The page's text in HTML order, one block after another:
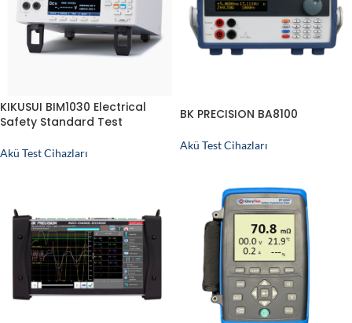
KIKUSUI BIM1030 Electrical
Safety Standard Test
Akü Test Cihazları
BK PRECISION BA8100
Akü Test Cihazları